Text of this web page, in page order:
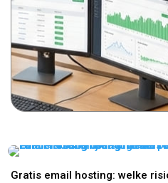
Gratis email hosting: welke